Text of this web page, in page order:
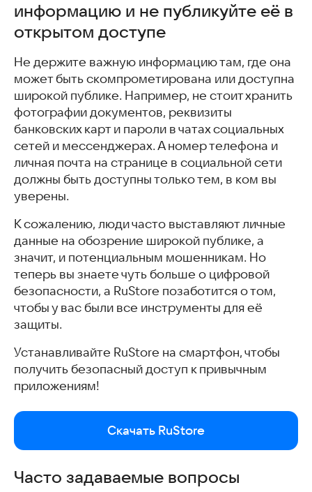
информацию и не публикуйте её в
открытом доступе
Не держите важную информацию там, где она
может быть скомпрометирована или доступна
широкой публике. Например, не стоит хранить
фотографии документов, реквизиты
банковских карт и пароли в чатах социальных
сетей и мессенджерах. А номер телефона и
личная почта на странице в социальной сети
должны быть доступны только тем, в ком вы
уверены.
К сожалению, люди часто выставляют личные
данные на обозрение широкой публике, а
значит, и потенциальным мошенникам. Но
теперь вы знаете чуть больше о цифровой
безопасности, а RuStore позаботится о том,
чтобы у вас были все инструменты для её
защиты.
Устанавливайте RuStore на смартфон, чтобы
получить безопасный доступ к привычным
приложениям!
Скачать RuStore
Часто задаваемые вопросы